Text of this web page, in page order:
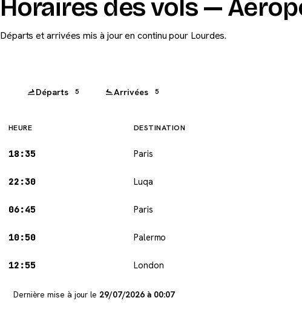
Horaires des vols —
Départs et arrivées mis à jour en continu pour Lourdes.
Départs 5 Arrivées 5
HEURE DESTINATION
18:35 Paris
22:30 Luqa
06:45 Paris
10:50 Palermo
12:55 London
Dernière mise à jour le 29/07/2026 à 00:07